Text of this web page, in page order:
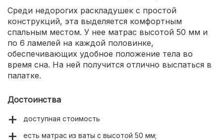
Среди недорогих раскладушек с простой
конструкций, эта выделяется комфортным
спальным местом. У нее матрас высотой 50 мм и
по 6 ламелей на каждой половинке,
обеспечивающих удобное положение тела во
время сна. На ней получится отлично выспаться в
палатке.
Достоинства
доступная стоимость
есть матрас из ваты с высотой 50 мм;